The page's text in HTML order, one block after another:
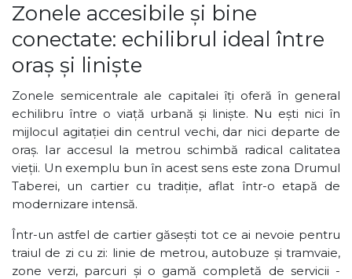
Zonele accesibile și bine
conectate: echilibrul ideal între
oraș și liniște
Zonele semicentrale ale capitalei îți oferă în general
echilibru între o viață urbană și liniște. Nu ești nici în
mijlocul agitației din centrul vechi, dar nici departe de
oraș. Iar accesul la metrou schimbă radical calitatea
vieții. Un exemplu bun în acest sens este zona Drumul
Taberei, un cartier cu tradiție, aflat într-o etapă de
modernizare intensă.
Într-un astfel de cartier găsești tot ce ai nevoie pentru
traiul de zi cu zi: linie de metrou, autobuze și tramvaie,
zone verzi, parcuri și o gamă completă de servicii -